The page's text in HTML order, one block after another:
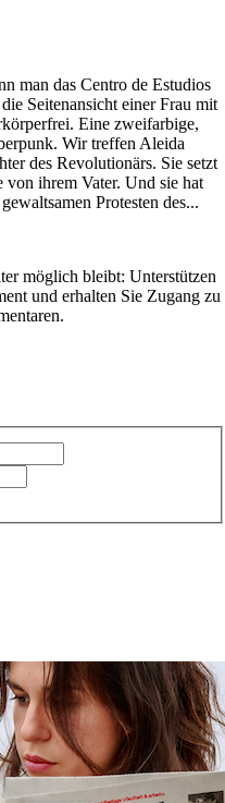
man das Centro de Estudios
Seitenansicht einer Frau mit
Eine zweifarbige,
Wir treffen Aleida
des Revolutionärs. Sie setzt
von ihrem Vater. Und sie hat
Protesten des...
möglich bleibt: Unterstützen
und erhalten Sie Zugang zu